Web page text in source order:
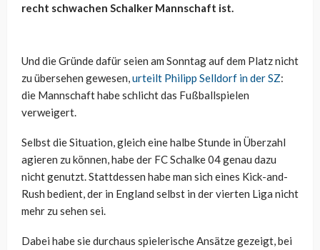
recht schwachen Schalker Mannschaft ist.
Und die Gründe dafür seien am Sonntag auf dem Platz nicht
zu übersehen gewesen,urteilt Philipp Selldorf in der SZ:
die Mannschaft habe schlicht das Fußballspielen
verweigert.
Selbst die Situation, gleich eine halbe Stunde in Überzahl
agieren zu können, habe der FC Schalke 04 genau dazu
nicht genutzt. Stattdessen habe man sich eines Kick-and-
Rush bedient, der in England selbst in der vierten Liga nicht
mehr zu sehen sei.
Dabei habe sie durchaus spielerische Ansätze gezeigt, bei